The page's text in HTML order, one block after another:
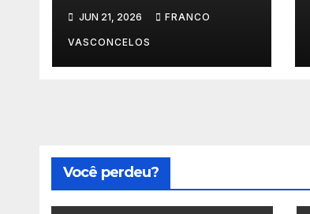
JUN 21, 2026 FRANCO
VASCONCELOS
Você perdeu?